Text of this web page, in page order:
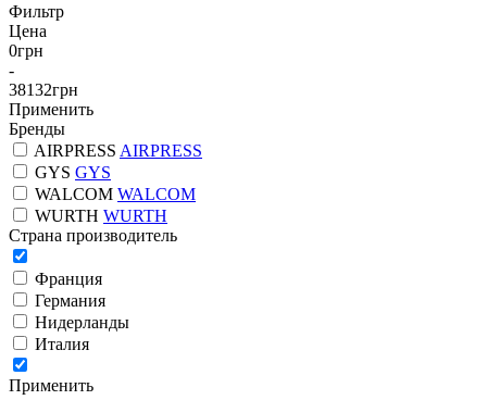
Фильтр
Цена
0грн
-
38132грн
Применить
Бренды
AIRPRESS AIRPRESS
GYS GYS
WALCOM WALCOM
WURTH WURTH
Страна производитель
Франция
Германия
Нидерланды
Италия
Применить